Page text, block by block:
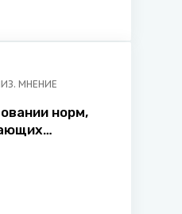
МНЕНИЕ
норм,